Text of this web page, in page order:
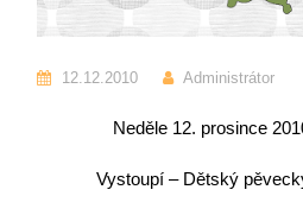
12.12.2010 Administrátor
Neděle 12. prosince
Vystoupí – Dětský